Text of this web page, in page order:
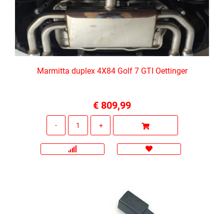
Marmitta duplex 4X84 Golf 7 GTI Oettinger
€ 809,99